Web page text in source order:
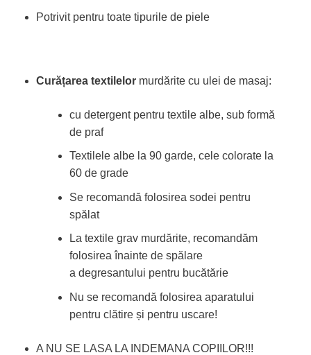
Potrivit pentru toate tipurile de piele
Curățarea textilelormurdărite cu ulei de masaj:
cu detergent pentru textile albe, sub formă
de praf
Textilele albe la 90 garde, cele colorate la
60 de grade
Se recomandă folosirea sodei pentru
spălat
La textile grav murdărite, recomandăm
folosirea înainte de spălare
a degresantului pentru bucătărie
Nu se recomandă folosirea aparatului
pentru clătire și pentru uscare!
A NU SE LASA LA INDEMANA COPIILOR!!!